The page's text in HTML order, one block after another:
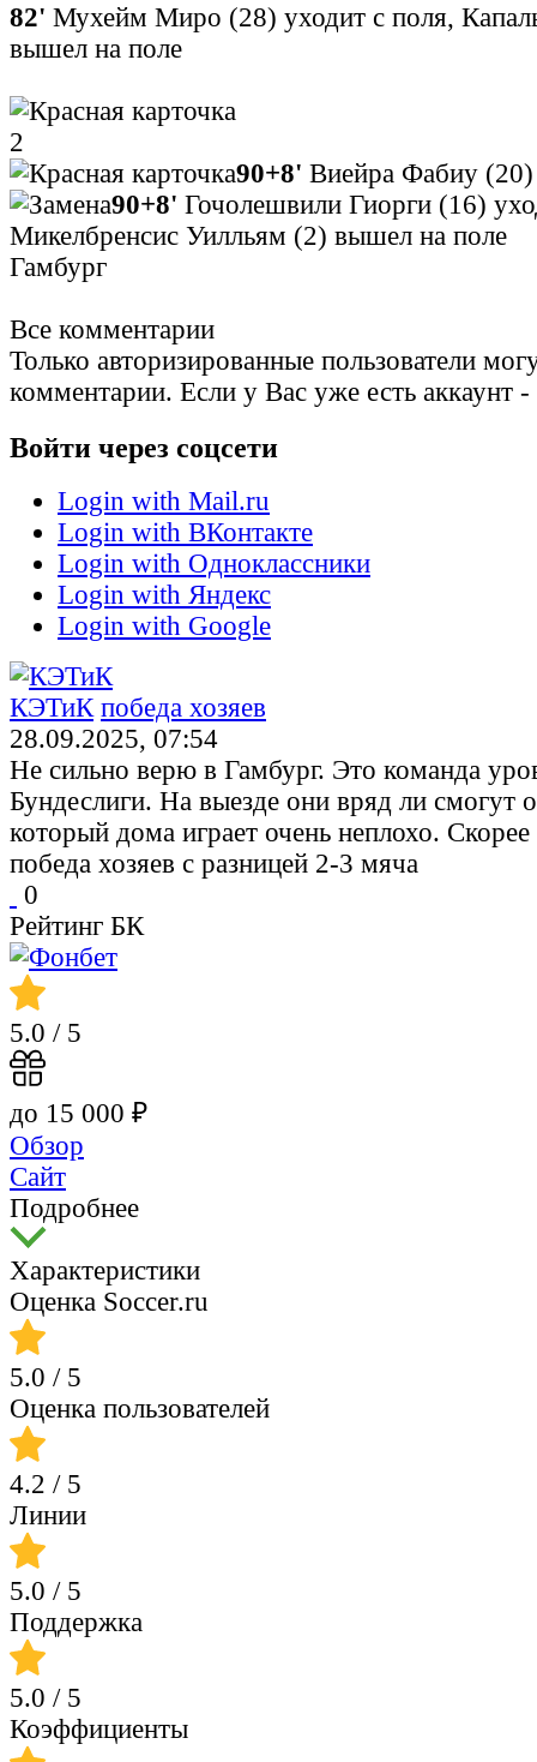
82' Мухейм Миро (28) уходит с поля,
вышел на поле
2
90+8' Виейра Фабиу (20)
90+8' Гочолешвили Гиорги (16)
Микелбренсис Уилльям (2) вышел на поле
Гамбург
Все комментарии
Только авторизированные пользователи
комментарии. Если у Вас уже есть аккаунт -
Войти через соцсети
Login with Mail.ru
Login with ВКонтакте
Login with Одноклассники
Login with Яндекс
Login with Google
КЭТиК победа хозяев
28.09.2025, 07:54
Не сильно верю в Гамбург. Это команда
Бундеслиги. На выезде они вряд ли смогут
который дома играет очень неплохо. Скорее
победа хозяев с разницей 2-3 мяча
0
Рейтинг БК
5.0 / 5
до 15 000 ₽
Обзор
Сайт
Подробнее
Характеристики
Оценка Soccer.ru
5.0 / 5
Оценка пользователей
4.2 / 5
Линии
5.0 / 5
Поддержка
5.0 / 5
Коэффициенты